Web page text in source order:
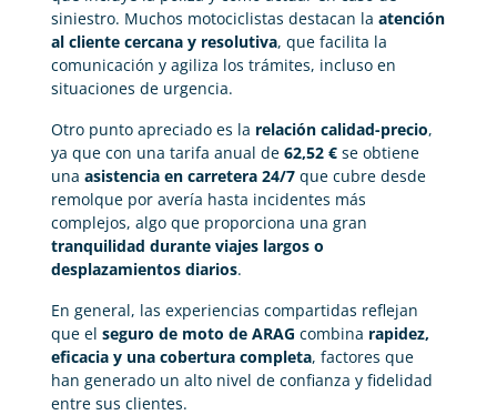
siniestro. Muchos motociclistas destacan la atención
al cliente cercana y resolutiva, que facilita la
comunicación y agiliza los trámites, incluso en
situaciones de urgencia.
Otro punto apreciado es la relación calidad-precio,
ya que con una tarifa anual de 62,52 € se obtiene
una asistencia en carretera 24/7 que cubre desde
remolque por avería hasta incidentes más
complejos, algo que proporciona una gran
tranquilidad durante viajes largos o
desplazamientos diarios.
En general, las experiencias compartidas reflejan
que el seguro de moto de ARAG combina rapidez,
eficacia y una cobertura completa, factores que
han generado un alto nivel de confianza y fidelidad
entre sus clientes.